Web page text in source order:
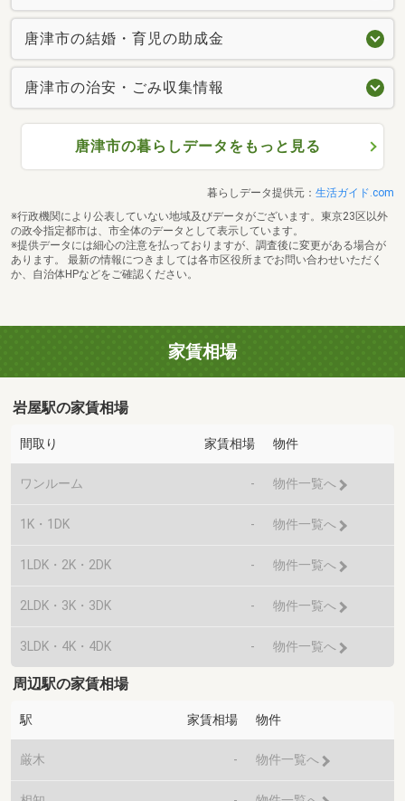
唐津市の結婚・育児の助成金
唐津市の治安・ごみ収集情報
唐津市の暮らしデータをもっと見る
暮らしデータ提供元： 生活ガイド.com
※行政機関により公表していない地域及びデータがございます。東京23区以外
の政令指定都市は、市全体のデータとして表示しています。
※提供データには細心の注意を払っておりますが、調査後に変更がある場合が
あります。 最新の情報につきましては各市区役所までお問い合わせいただく
か、自治体HPなどをご確認ください。
家賃相場
岩屋駅の家賃相場
間取り 家賃相場 物件
ワンルーム - 物件一覧へ
1K・1DK - 物件一覧へ
1LDK・2K・2DK - 物件一覧へ
2LDK・3K・3DK - 物件一覧へ
3LDK・4K・4DK - 物件一覧へ
周辺駅の家賃相場
駅 家賃相場 物件
厳木 - 物件一覧へ